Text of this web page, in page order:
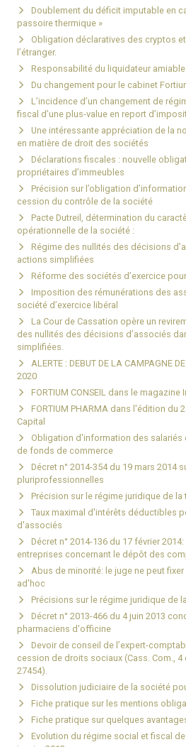
Doublement du déficit imputable en
passoire thermique »
Obligation déclaratives des cryptos
l’étranger.
Responsabilité du liquidateur
Du changement pour le cabinet
L’incidence d’un changement de
fiscal d’une plus-value en report
Une intéressante appréciation de la
en matière de droit des sociétés
Déclarations fiscales : nouvelle
propriétaires d’immeubles
Précision sur l’obligation
cession du contrôle de la société
Pacte Dutreil, détermination du
opérationnelle de la société :
Régime des nullités des décisions
actions simplifiées
Réforme des sociétés d’exercice
Imposition des rémunérations des
société d’exercice libéral
La Cour de Cassation opère un
des nullités des décisions d’associés
simplifiées.
ALERTE : DEBUT DE LA CAMPAGNE
2020
FORTIUM CONSEIL dans le magazine
FORTIUM PHARMA dans l'édition du
Capital
Obligation d'information des salariés
de fonds de commerce
Décret n° 2014-354 du 19 mars 2014
pluriprofessionnelles
Précision sur le régime juridique de la
Taux maximal d'intérêts déductibles
d'associés
Décret n° 2014-136 du 17 février
entreprises concernant le dépôt des
Abus de minorité: le juge ne peut
ad'hoc
Précisions sur le régime juridique de
Décret n° 2013-466 du 4 juin 2013
pharmaciens d'officine
Devoir de conseil de l’expert-
cession de droits sociaux (Cass. Com., 4
27454).
Dissolution judiciaire de la société
Fiche pratique sur les mentions
Fiche pratique sur quelques
Evolution du régime social et fiscal